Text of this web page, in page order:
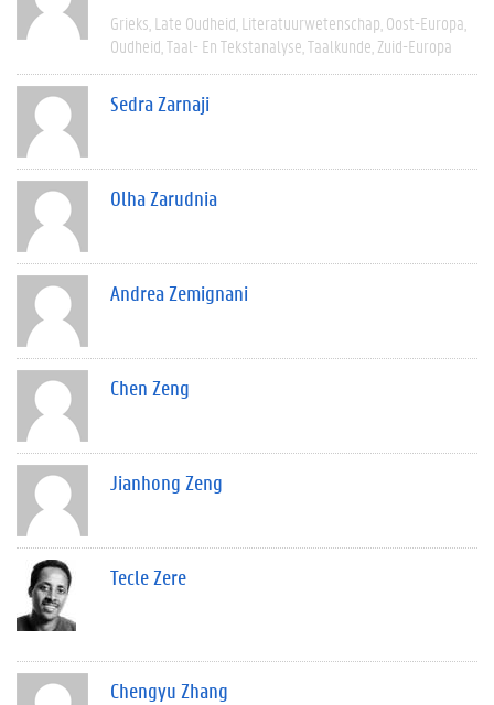
Grieks Late Oudheid Literatuurwetenschap Oost-Europa
Oudheid Taal- En Tekstanalyse Taalkunde Zuid-Europa
Sedra Zarnaji
Olha Zarudnia
Andrea Zemignani
Chen Zeng
Jianhong Zeng
Tecle Zere
Chengyu Zhang